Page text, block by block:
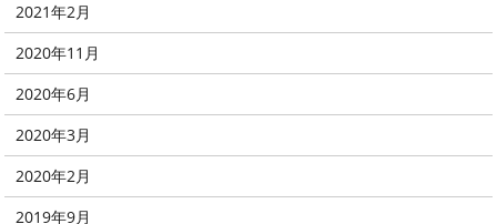
2021年2月
2020年11月
2020年6月
2020年3月
2020年2月
2019年9月